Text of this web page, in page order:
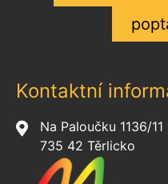
Kontaktní
Na Paloučku 1136/11
735 42 Těrlicko